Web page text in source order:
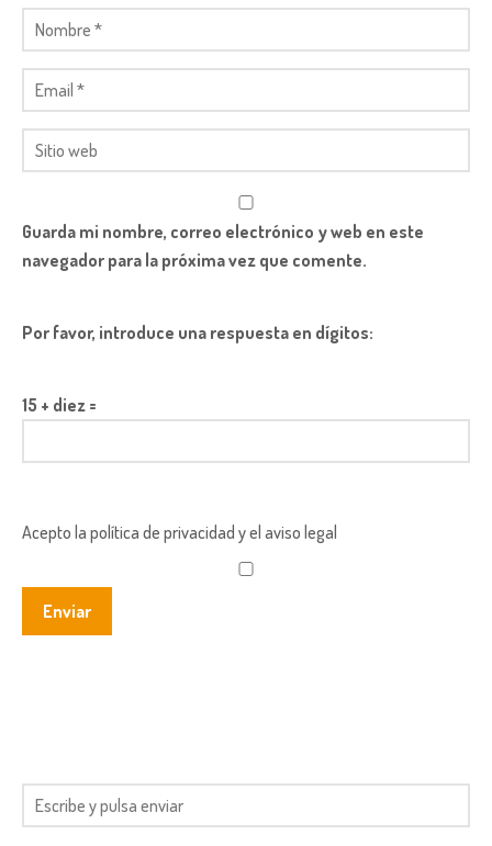
Guarda mi nombre, correo electrónico y web en este
navegador para la próxima vez que comente.
Por favor, introduce una respuesta en dígitos:
15 + diez =
Acepto la política de privacidad y el aviso legal